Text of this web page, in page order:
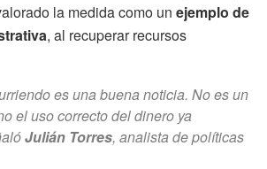
la medida como un ejemplo de
, al recuperar recursos
es una buena noticia. No es un
el uso correcto del dinero ya
Julián Torres, analista de políticas